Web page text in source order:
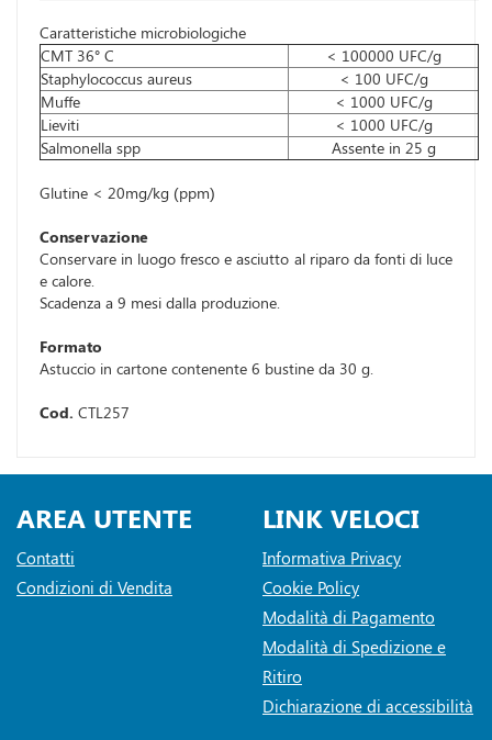
Caratteristiche microbiologiche
CMT 36° C
< 100000 UFC/g
Staphylococcus aureus
< 100 UFC/g
Muffe
< 1000 UFC/g
Lieviti
< 1000 UFC/g
Salmonella spp
Assente in 25 g
Glutine < 20mg/kg (ppm)
Conservazione
Conservare in luogo fresco e asciutto al riparo da fonti di luce
e calore.
Scadenza a 9 mesi dalla produzione.
Formato
Astuccio in cartone contenente 6 bustine da 30 g.
Cod. CTL257
AREA UTENTE
Contatti
Condizioni di Vendita
LINK VELOCI
Informativa Privacy
Cookie Policy
Modalità di Pagamento
Modalità di Spedizione e
Ritiro
Dichiarazione di accessibilità